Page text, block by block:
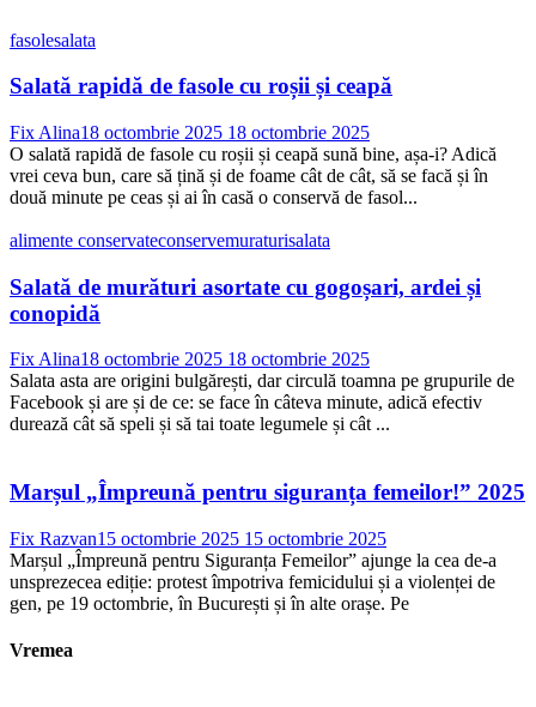
fasolesalata
Salată rapidă de fasole cu roșii și ceapă
Fix Alina18 octombrie 2025 18 octombrie 2025
O salată rapidă de fasole cu roșii și ceapă sună bine, așa-i? Adică
vrei ceva bun, care să țină și de foame cât de cât, să se facă și în
două minute pe ceas și ai în casă o conservă de fasol...
alimente conservateconservemuraturisalata
Salată de murături asortate cu gogoșari, ardei și
conopidă
Fix Alina18 octombrie 2025 18 octombrie 2025
Salata asta are origini bulgărești, dar circulă toamna pe grupurile de
Facebook și are și de ce: se face în câteva minute, adică efectiv
durează cât să speli și să tai toate legumele și cât ...
Marșul „Împreună pentru siguranța femeilor!” 2025
Fix Razvan15 octombrie 2025 15 octombrie 2025
Marșul „Împreună pentru Siguranța Femeilor” ajunge la cea de-a
unsprezecea ediție: protest împotriva femicidului și a violenței de
gen, pe 19 octombrie, în București și în alte orașe. Pe
Vremea